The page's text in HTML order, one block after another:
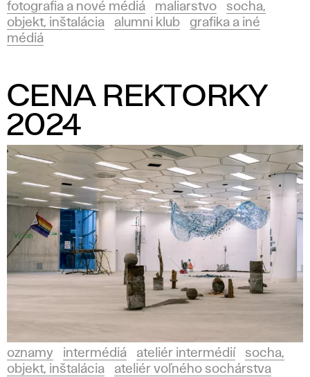
fotografia a nové médiá
maliarstvo
socha,
objekt, inštalácia
alumni klub
grafika a iné
médiá
CENA REKTORKY
2024
oznamy intermédiá ateliér intermédií
socha,
objekt, inštalácia
ateliér voľného sochárstva